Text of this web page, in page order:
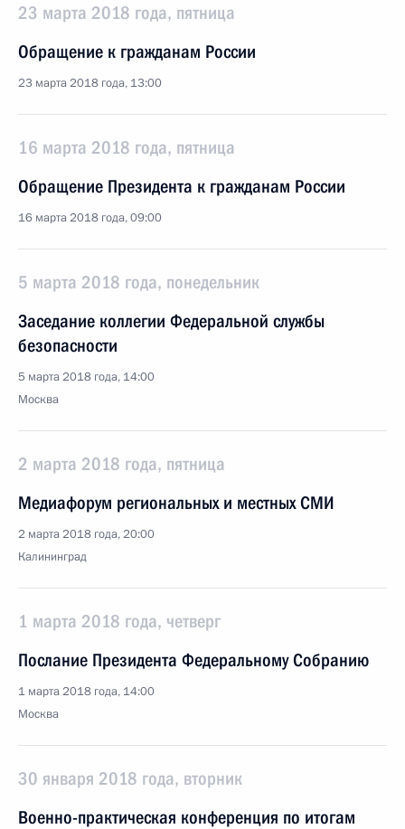
23 марта 2018 года, пятница
Обращение к гражданам России
23 марта 2018 года, 13:00
16 марта 2018 года, пятница
Обращение Президента к гражданам России
16 марта 2018 года, 09:00
5 марта 2018 года, понедельник
Заседание коллегии Федеральной службы
безопасности
5 марта 2018 года, 14:00
Москва
2 марта 2018 года, пятница
Медиафорум региональных и местных СМИ
2 марта 2018 года, 20:00
Калининград
1 марта 2018 года, четверг
Послание Президента Федеральному Собранию
1 марта 2018 года, 14:00
Москва
30 января 2018 года, вторник
Военно-практическая конференция по итогам